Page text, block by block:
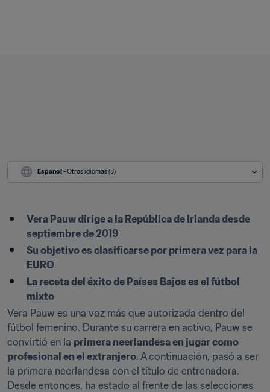
Español - Otros idiomas (3)
Vera Pauw dirige a la República de Irlanda desde
septiembre de 2019
Su objetivo es clasificarse por primera vez para la
EURO
La receta del éxito de Países Bajos es el fútbol
mixto
Vera Pauw es una voz más que autorizada dentro del
fútbol femenino. Durante su carrera en activo, Pauw se
convirtió en la primera neerlandesa en jugar como
profesional en el extranjero. A continuación, pasó a ser
la primera neerlandesa con el título de entrenadora.
Desde entonces, ha estado al frente de las selecciones